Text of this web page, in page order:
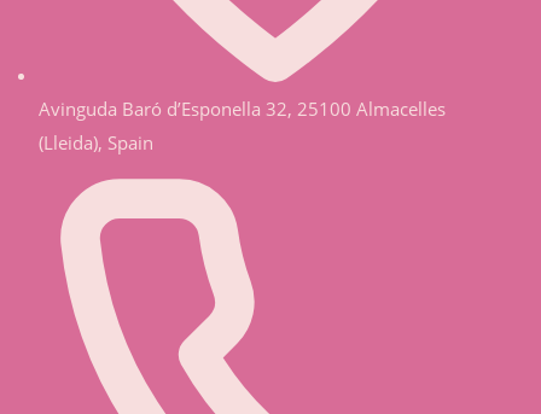
Avinguda Baró d’Esponella 32, 25100 Almacelles
(Lleida), Spain